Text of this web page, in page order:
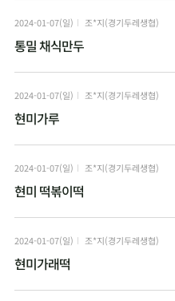
2024-01-07(일) 조*지(경기두레생협)
통밀 채식만두
2024-01-07(일) 조*지(경기두레생협)
현미가루
2024-01-07(일) 조*지(경기두레생협)
현미 떡볶이떡
2024-01-07(일) 조*지(경기두레생협)
현미가래떡